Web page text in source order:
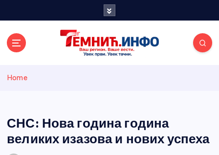
и портал
Home
СНС: Нова година година
великих изазова и нових успеха